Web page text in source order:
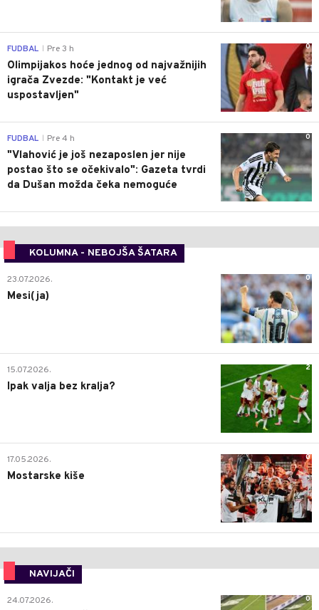
0
FUDBAL Pre 3 h
Olimpijakos hoće jednog od najvažnijih
igrača Zvezde: "Kontakt je već
uspostavljen"
0
FUDBAL Pre 4 h
"Vlahović je još nezaposlen jer nije
postao što se očekivalo": Gazeta tvrdi
da Dušan možda čeka nemoguće
KOLUMNA - NEBOJŠA ŠATARA
0
23.07.2026.
Mesi(ja)
2
15.07.2026.
Ipak valja bez kralja?
0
17.05.2026.
Mostarske kiše
NAVIJAČI
0
24.07.2026.